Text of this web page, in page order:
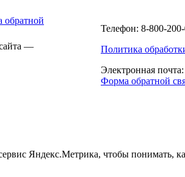
—
Телефон: 8-800-
Политика
Электронная почта:
Форма обратной
Яндекс.Метрика, чтобы понимать,